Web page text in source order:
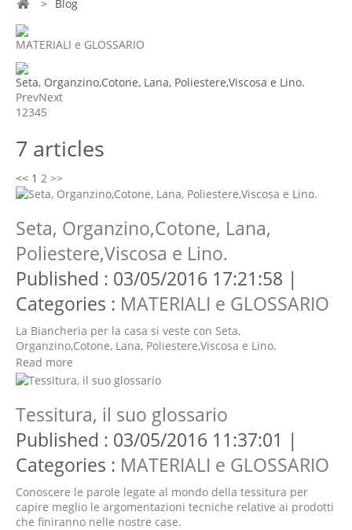
> Blog
MATERIALI e GLOSSARIO
Seta, Organzino,Cotone, Lana, Poliestere,Viscosa e Lino.
PrevNext
1 2345
7 articles
<< 1 2 >>
Seta, Organzino,Cotone, Lana,
Poliestere,Viscosa e Lino.
Published : 03/05/2016 17:21:58 |
Categories : MATERIALI e GLOSSARIO
La Biancheria per la casa si veste con Seta,
Organzino,Cotone, Lana, Poliestere,Viscosa e Lino.
Read more
Tessitura, il suo glossario
Published : 03/05/2016 11:37:01 |
Categories : MATERIALI e GLOSSARIO
Conoscere le parole legate al mondo della tessitura per
capire meglio le argomentazioni tecniche relative ai prodotti
che finiranno nelle nostre case.